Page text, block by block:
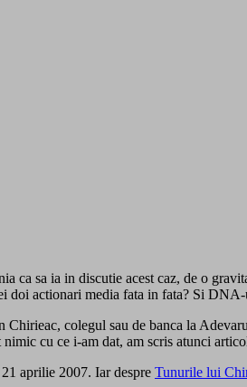
sa ia in discutie acest caz, de o
doi actionari media fata in fata? Si
Chirieac, colegul sau de banca la
cu ce i-am dat, am scris atunci
aprilie 2007. Iar despre Tunurile lui